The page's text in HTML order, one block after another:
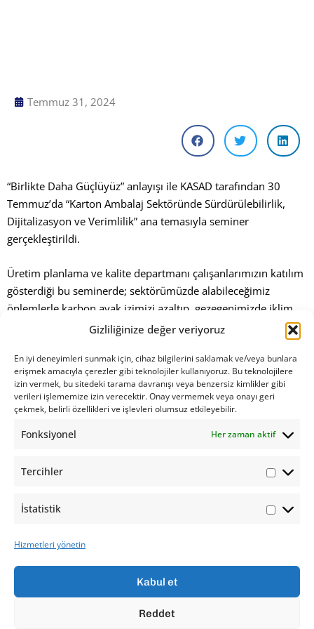
Gizliliğinize değer veriyoruz
En iyi deneyimleri sunmak için, cihaz bilgilerini saklamak ve/veya bunlara
erişmek amacıyla çerezler gibi teknolojiler kullanıyoruz. Bu teknolojilere
izin vermek, bu sitedeki tarama davranışı veya benzersiz kimlikler gibi
verileri işlememize izin verecektir. Onay vermemek veya onayı geri
çekmek, belirli özellikleri ve işlevleri olumsuz etkileyebilir.
Fonksiyonel Her zaman aktif
Tercihler
İstatistik
Hizmetleri yönetin
Kabul et
Reddet
Temmuz 31, 2024
“Birlikte Daha Güçlüyüz” anlayışı ile KASAD tarafından 30
Temmuz’da “Karton Ambalaj Sektöründe Sürdürülebilirlik,
Dijitalizasyon ve Verimlilik” ana temasıyla seminer
gerçekleştirildi.
Üretim planlama ve kalite departmanı çalışanlarımızın katılım
gösterdiği bu seminerde; sektörümüzde alabileceğimiz
önlemlerle karbon ayak izimizi azaltıp, gezegenimizde iklim
değişikliğine neden olan küresel ısınma ile nasıl mücadele
edebileceğimizi, bu önlemlerle aynı zamanda sektörümüzde
de verimliliğe, karlılığa, hatta ticari faaliyetlerin şekillenmesi
ve gelecekte ihracatımızı engelleyebilecek gelişmelerden
şirketlerimizi nasıl koruyabileceğimizi konuşmacılardan
dinledik.
Lithosan Basım Yayım Ambalaj San. ve Tic. A. Ş.